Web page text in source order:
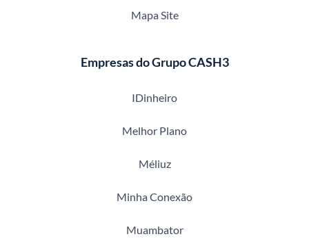
Mapa Site
Empresas do Grupo CASH3
IDinheiro
Melhor Plano
Méliuz
Minha Conexão
Muambator